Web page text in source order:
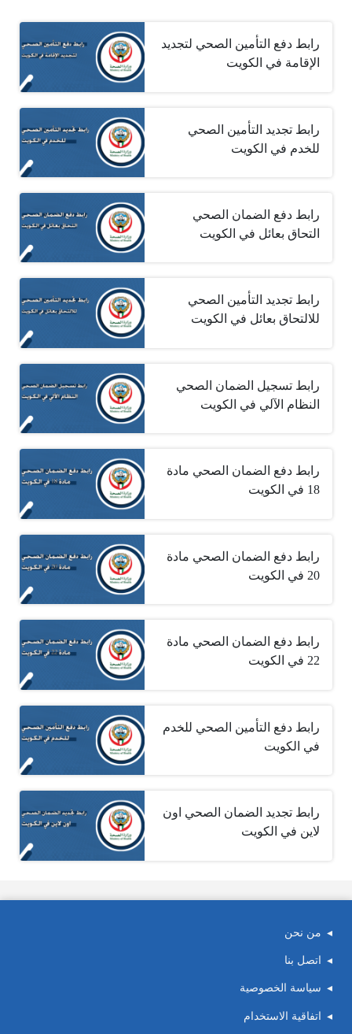
رابط دفع التأمين الصحي لتجديد
الإقامة في الكويت
رابط تجديد التأمين الصحي
للخدم في الكويت
رابط دفع الضمان الصحي
التحاق بعائل في الكويت
رابط تجديد التأمين الصحي
للالتحاق بعائل في الكويت
رابط تسجيل الضمان الصحي
النظام الآلي في الكويت
رابط دفع الضمان الصحي مادة
18 في الكويت
رابط دفع الضمان الصحي مادة
20 في الكويت
رابط دفع الضمان الصحي مادة
22 في الكويت
رابط دفع التأمين الصحي للخدم
في الكويت
رابط تجديد الضمان الصحي اون
لاين في الكويت
من نحن
اتصل بنا
سياسة الخصوصية
اتفاقية الاستخدام